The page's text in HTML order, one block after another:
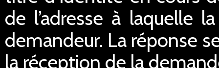
de l’adresse à laquelle
demandeur. La réponse
la réception de la